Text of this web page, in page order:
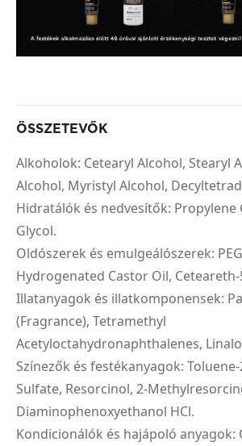
ÖSSZETEVŐK
Alkoholok: Cetearyl Alcohol, Stearyl
Alcohol, Myristyl Alcohol,
Hidratálók és nedvesítők: Propylene
Glycol.
Oldószerek és emulgeálószerek:
Hydrogenated Castor Oil, Ceteareth-
Illatanyagok és illatkomponensek:
(Fragrance), Tetramethyl
Acetyloctahydronaphthalenes,
Színezők és festékanyagok:
Sulfate, Resorcinol, 2-
Diaminophenoxyethanol HCl.
Kondicionálók és hajápoló anyagok: